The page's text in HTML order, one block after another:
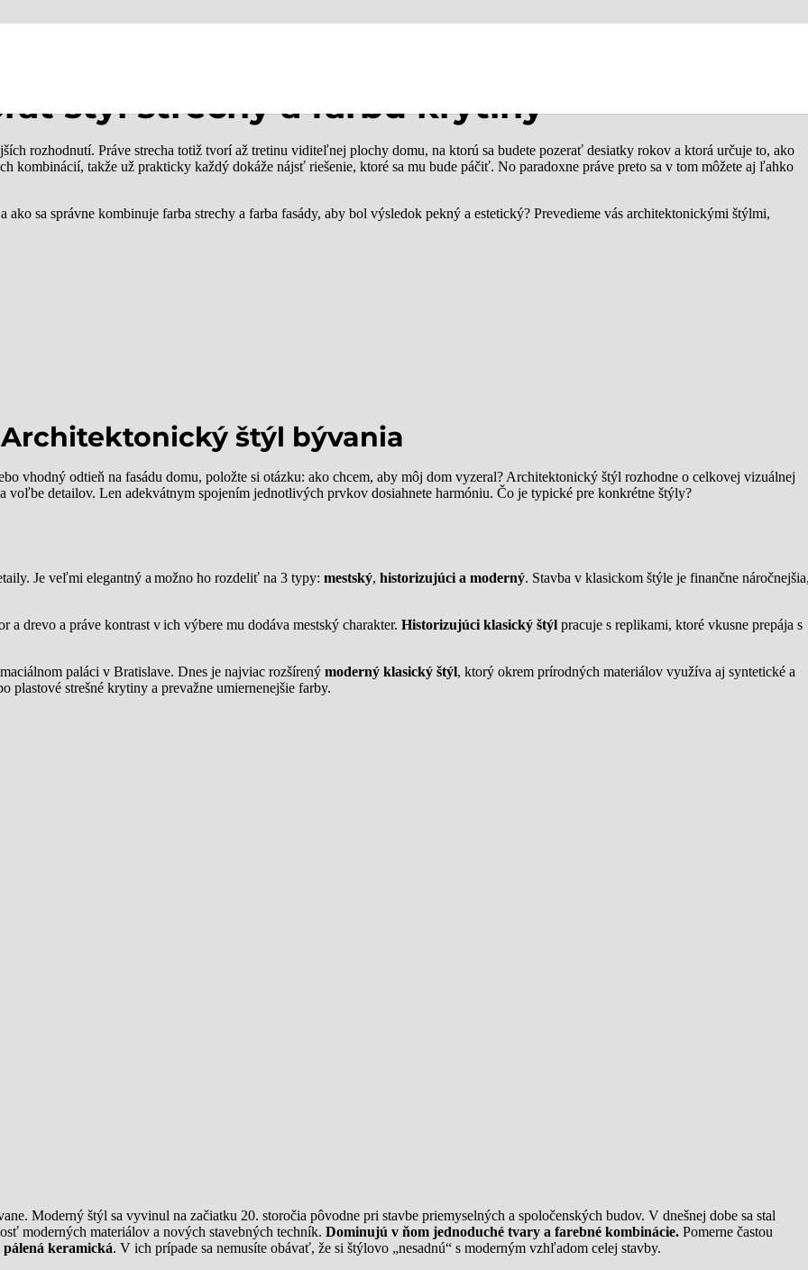
štýl strechy a farbu krytiny
rozhodnutí. Práve strecha totiž tvorí až tretinu viditeľnej plochy domu, na ktorú sa budete pozerať desiatky rokov a ktorá určuje to, ako
kombinácií, takže už prakticky každý dokáže nájsť riešenie, ktoré sa mu bude páčiť. No paradoxne práve preto sa v tom môžete aj ľahko
sa správne kombinuje farba strechy a farba fasády, aby bol výsledok pekný a estetický? Prevedieme vás architektonickými štýlmi,
Architektonický štýl bývania
vhodný odtieň na fasádu domu, položte si otázku: ako chcem, aby môj dom vyzeral? Architektonický štýl rozhodne o celkovej vizuálnej
voľbe detailov. Len adekvátnym spojením jednotlivých prvkov dosiahnete harmóniu. Čo je typické pre konkrétne štýly?
Je veľmi elegantný a možno ho rozdeliť na 3 typy: mestský, historizujúci a moderný. Stavba v klasickom štýle je finančne
a drevo a práve kontrast v ich výbere mu dodáva mestský charakter. Historizujúci klasický štýl pracuje s replikami, ktoré vkusne prepája s
paláci v Bratislave. Dnes je najviac rozšírený moderný klasický štýl, ktorý okrem prírodných materiálov využíva aj syntetické a
strešné krytiny a prevažne umiernenejšie farby.
Moderný štýl sa vyvinul na začiatku 20. storočia pôvodne pri stavbe priemyselných a spoločenských budov. V dnešnej dobe sa stal
moderných materiálov a nových stavebných techník. Dominujú v ňom jednoduché tvary a farebné kombinácie. Pomerne častou
keramická. V ich prípade sa nemusíte obávať, že si štýlovo „nesadnú“ s moderným vzhľadom celej stavby.